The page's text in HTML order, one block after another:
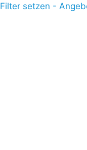
Filter setzen -